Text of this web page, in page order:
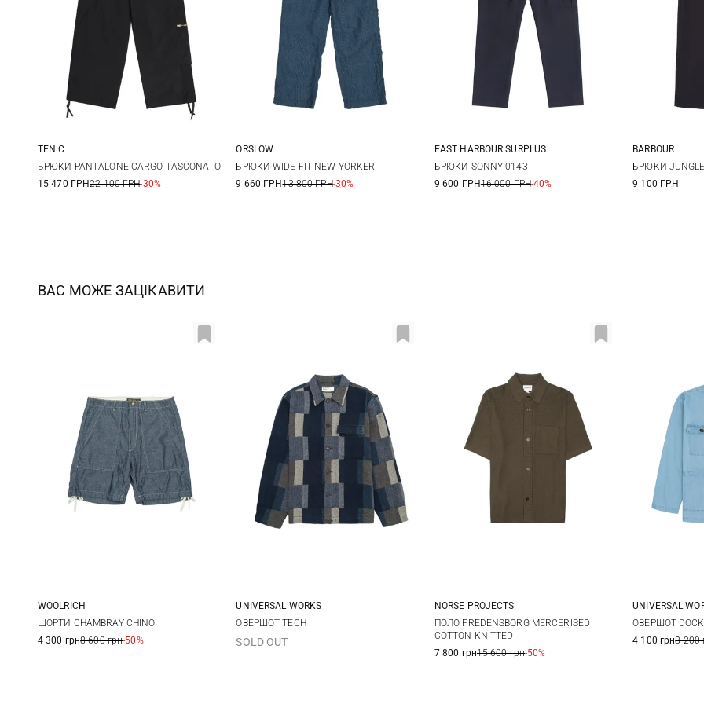
48 50 52
TEN C
БРЮКИ PANTALONE CARGO-TASCONATO
15 470 ГРН22 100 ГРН-30%
2 3 4
ORSLOW
БРЮКИ WIDE FIT NEW YORKER
9 660 ГРН13 800 ГРН-30%
46 48
EAST HARBOUR SURPLUS
БРЮКИ SONNY 0143
9 600 ГРН16 000 ГРН-40%
30
BARBOUR
БРЮКИ JUNGLE
9 100 ГРН
ВАС МОЖЕ ЗАЦІКАВИТИ
34
WOOLRICH
ШОРТИ CHAMBRAY CHINO
4 300 грн8 600 грн-50%
M L
UNIVERSAL WORKS
ОВЕРШОТ TECH
SOLD OUT
S M L
NORSE PROJECTS
ПОЛО FREDENSBORG MERCERISED
COTTON KNITTED
7 800 грн15 600 грн-50%
M
UNIVERSAL
ОВЕРШОТ
4 100 грн8 200